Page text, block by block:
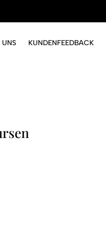
UNS KUNDENFEEDBACK